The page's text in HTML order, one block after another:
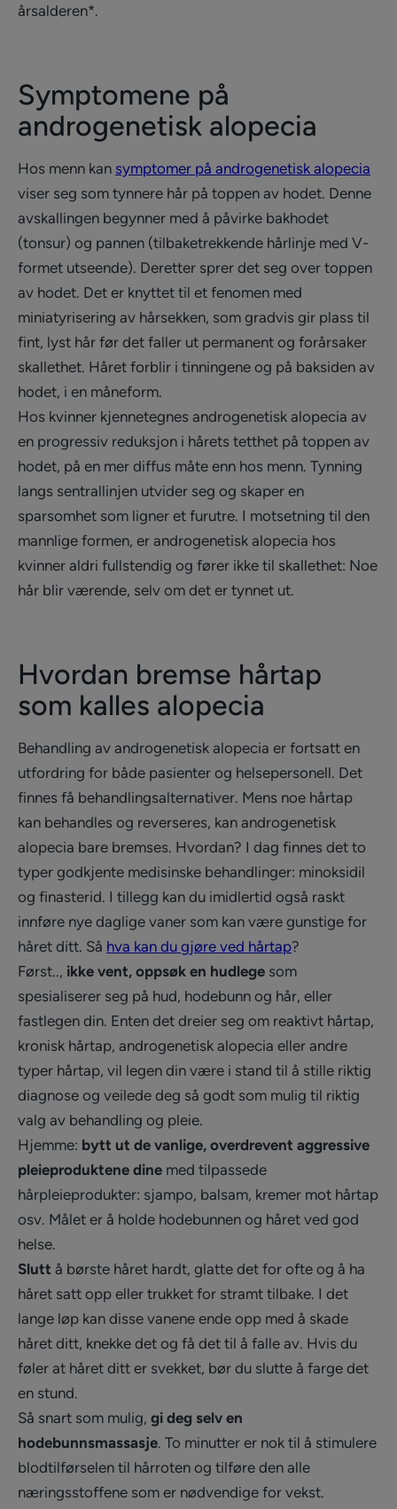
årsalderen*.
Symptomene på
androgenetisk alopecia
Hos menn kan symptomer på androgenetisk alopecia
viser seg som tynnere hår på toppen av hodet. Denne
avskallingen begynner med å påvirke bakhodet
(tonsur) og pannen (tilbaketrekkende hårlinje med V-
formet utseende). Deretter sprer det seg over toppen
av hodet. Det er knyttet til et fenomen med
miniatyrisering av hårsekken, som gradvis gir plass til
fint, lyst hår før det faller ut permanent og forårsaker
skallethet. Håret forblir i tinningene og på baksiden av
hodet, i en måneform.
Hos kvinner kjennetegnes androgenetisk alopecia av
en progressiv reduksjon i hårets tetthet på toppen av
hodet, på en mer diffus måte enn hos menn. Tynning
langs sentrallinjen utvider seg og skaper en
sparsomhet som ligner et furutre. I motsetning til den
mannlige formen, er androgenetisk alopecia hos
kvinner aldri fullstendig og fører ikke til skallethet: Noe
hår blir værende, selv om det er tynnet ut.
Hvordan bremse hårtap
som kalles alopecia
Behandling av androgenetisk alopecia er fortsatt en
utfordring for både pasienter og helsepersonell. Det
finnes få behandlingsalternativer. Mens noe hårtap
kan behandles og reverseres, kan androgenetisk
alopecia bare bremses. Hvordan? I dag finnes det to
typer godkjente medisinske behandlinger: minoksidil
og finasterid. I tillegg kan du imidlertid også raskt
innføre nye daglige vaner som kan være gunstige for
håret ditt. Så hva kan du gjøre ved hårtap?
Først.., ikke vent, oppsøk en hudlege som
spesialiserer seg på hud, hodebunn og hår, eller
fastlegen din. Enten det dreier seg om reaktivt hårtap,
kronisk hårtap, androgenetisk alopecia eller andre
typer hårtap, vil legen din være i stand til å stille riktig
diagnose og veilede deg så godt som mulig til riktig
valg av behandling og pleie.
Hjemme: bytt ut de vanlige, overdrevent aggressive
pleieproduktene dine med tilpassede
hårpleieprodukter: sjampo, balsam, kremer mot hårtap
osv. Målet er å holde hodebunnen og håret ved god
helse.
Slutt å børste håret hardt, glatte det for ofte og å ha
håret satt opp eller trukket for stramt tilbake. I det
lange løp kan disse vanene ende opp med å skade
håret ditt, knekke det og få det til å falle av. Hvis du
føler at håret ditt er svekket, bør du slutte å farge det
en stund.
Så snart som mulig, gi deg selv en
hodebunnsmassasje. To minutter er nok til å stimulere
blodtilførselen til hårroten og tilføre den alle
næringsstoffene som er nødvendige for vekst.